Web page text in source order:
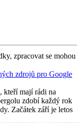
zpracovat se mohou
zdrojů pro Google
kteří mají rádi na
zdobí každý rok
Začátek září je letos